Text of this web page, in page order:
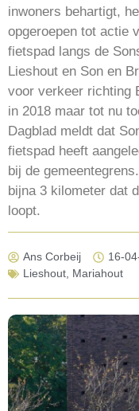
inwoners behartigt,
opgeroepen tot actie
fietspad langs de
Lieshout en Son en
voor verkeer richting
in 2018 maar tot nu
Dagblad meldt dat
fietspad heeft
bij de
bijna 3 kilometer dat
loopt.
Ans Corbeij 16-
Lieshout, Mariahout